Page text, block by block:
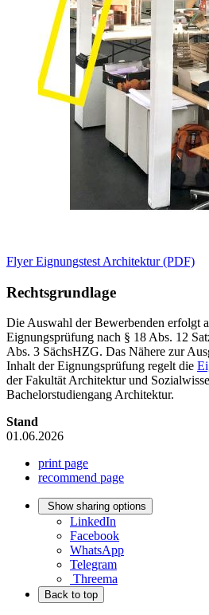
Flyer Eignungstest Architektur (PDF)
Rechtsgrundlage
Die Auswahl der Bewerbenden erfolgt
Eignungsprüfung nach § 18 Abs. 12
Abs. 3 SächsHZG. Das Nähere zur
Inhalt der Eignungsprüfung regelt die
der Fakultät Architektur und
Bachelorstudiengang Architektur.
Stand
01.06.2026
print page
recommend page
Show sharing options
LinkedIn
Facebook
WhatsApp
Telegram
Threema
Back to top